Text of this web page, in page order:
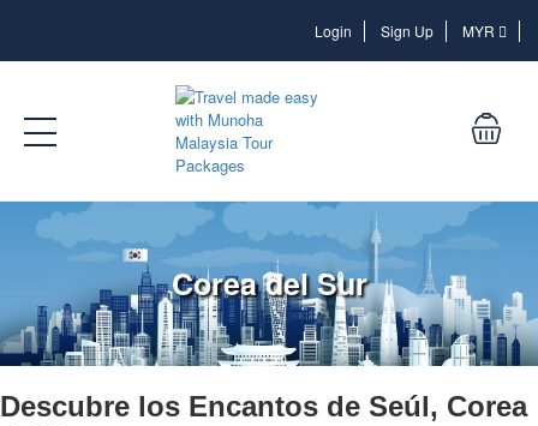
Login LoginSign Up MYR
Corea del Sur
Descubre los Encantos de Seúl, Corea